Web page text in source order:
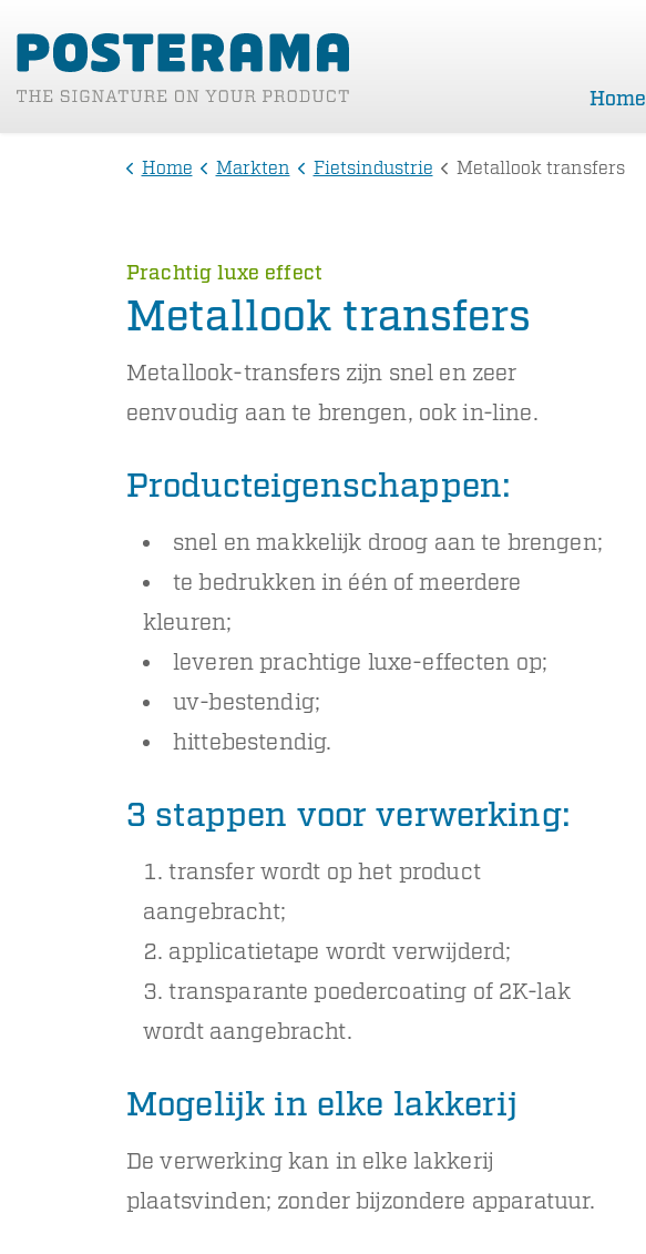
Home
Home Markten Fietsindustrie Metallook transfers
Prachtig luxe effect
Metallook transfers
Metallook-transfers zijn snel en zeer
eenvoudig aan te brengen, ook in-line.
Producteigenschappen:
snel en makkelijk droog aan te brengen;
te bedrukken in één of meerdere
kleuren;
leveren prachtige luxe-effecten op;
uv-bestendig;
hittebestendig.
3 stappen voor verwerking:
transfer wordt op het product
aangebracht;
applicatietape wordt verwijderd;
transparante poedercoating of 2K-lak
wordt aangebracht.
Mogelijk in elke lakkerij
De verwerking kan in elke lakkerij
plaatsvinden; zonder bijzondere apparatuur.